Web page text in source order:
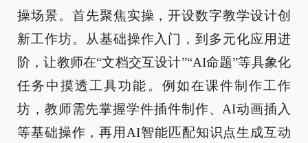
操场景。首先聚焦实操，开设数字教学设计创
新工作坊。从基础操作入门，到多元化应用进
阶，让教师在“文档交互设计”“AI命题”等具象化
任务中摸透工具功能。例如在课件制作工作
坊，教师需先掌握学件插件制作、AI动画插入
等基础操作，再用AI智能匹配知识点生成互动